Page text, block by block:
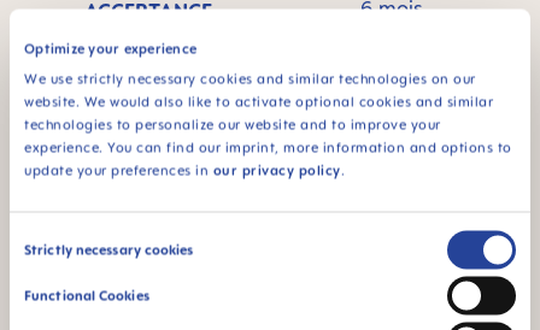
Optimize your experience
We use strictly necessary cookies and similar technologies on our
website. We would also like to activate optional cookies and similar
technologies to personalize our website and to improve your
experience. You can find our imprint, more information and options to
update your preferences in our privacy policy.
Consent
Strictly necessary cookies
Functional Cookies
ACCEPTANCE
94 % d’acceptation
de la tétine :
facilement acceptée
par les bébés, pour
une sensation
familière
6 mois
Vidéos produits